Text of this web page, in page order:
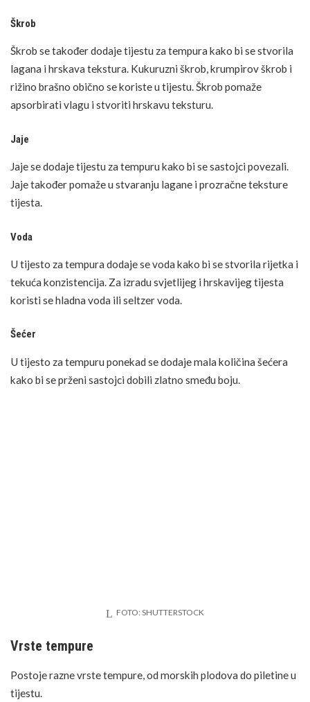
Škrob
Škrob se također dodaje tijestu za tempura kako bi se stvorila
lagana i hrskava tekstura. Kukuruzni škrob, krumpirov škrob i
rižino brašno obično se koriste u tijestu. Škrob pomaže
apsorbirati vlagu i stvoriti hrskavu teksturu.
Jaje
Jaje se dodaje tijestu za tempuru kako bi se sastojci povezali.
Jaje također pomaže u stvaranju lagane i prozračne teksture
tijesta.
Voda
U tijesto za tempura dodaje se voda kako bi se stvorila rijetka i
tekuća konzistencija. Za izradu svjetlijeg i hrskavijeg tijesta
koristi se hladna voda ili seltzer voda.
Šećer
U tijesto za tempuru ponekad se dodaje mala količina šećera
kako bi se prženi sastojci dobili zlatno smeđu boju.
FOTO: SHUTTERSTOCK
Vrste tempure
Postoje razne vrste tempure, od morskih plodova do piletine u
tijestu.